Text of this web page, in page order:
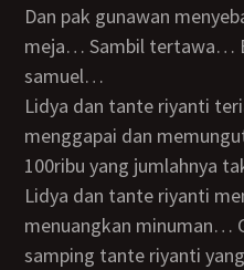
Dan pak gunawan menyebar uangnya ke depan
meja… Sambil tertawa…
samuel…
Lidya dan tante riyanti teriak dan mencoba
menggapai dan
100ribu yang jumlahnya
Lidya dan tante riyanti menghampiri kita lagi dan
menuangkan minuman…
samping tante riyanti